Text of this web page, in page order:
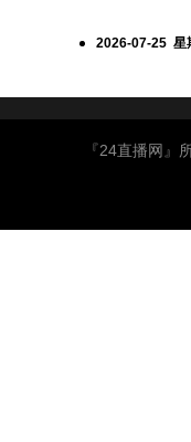
2026-07-25 星
『24直播网